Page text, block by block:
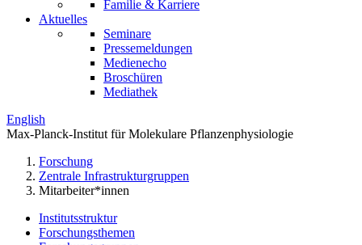
Familie & Karriere
Aktuelles
Seminare
Pressemeldungen
Medienecho
Broschüren
Mediathek
English
Max-Planck-Institut für Molekulare Pflanzenphysiologie
Forschung
Zentrale Infrastrukturgruppen
Mitarbeiter*innen
Institutsstruktur
Forschungsthemen